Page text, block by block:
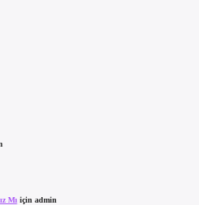
Mı için admin